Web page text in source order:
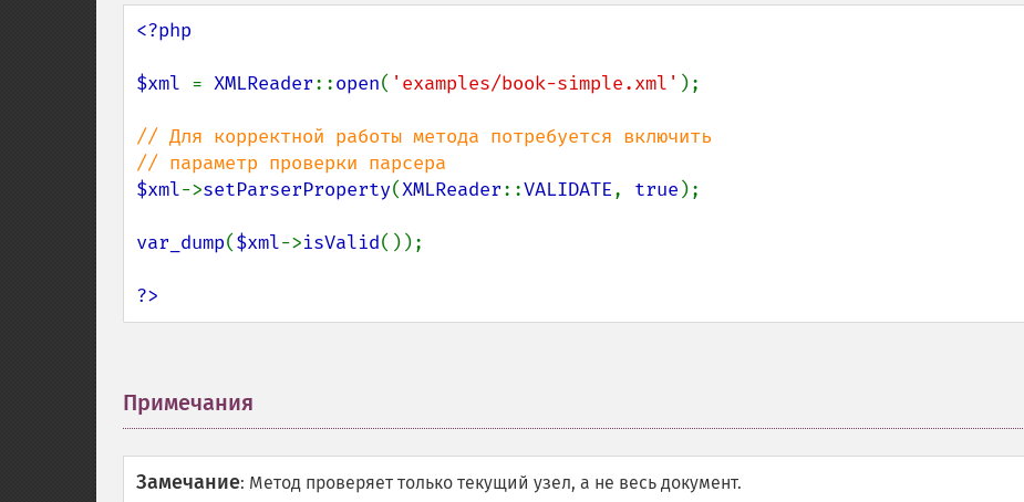
<?php
$xml = XMLReader::open( 'examples/book-simple.xml' );
// Для корректной работы метода потребуется включить
$xml->setParserProperty(XMLReader::VALIDATE, true );
var_dump($xml->isValid());
?>
Примечания
Замечание: Метод проверяет только текущий узел, а не весь документ.